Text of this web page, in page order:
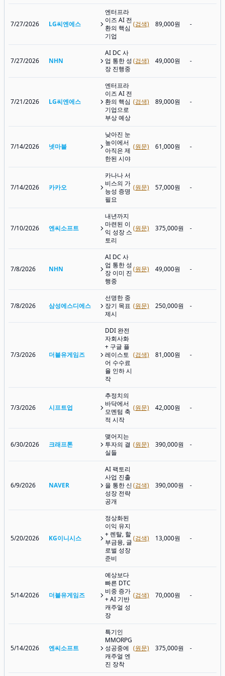
7/27/2026 LG씨엔에스
엔터프라
이즈 AI 전
환의 핵심
기업
(검색) 89,000원 -
7/27/2026 NHN
AI DC 사
업 통한 성
장 진행중
(검색) 49,000원 -
7/21/2026 LG씨엔에스
엔터프라
이즈 AI 전
환의 핵심
기업으로
부상 예상
(검색) 89,000원 -
7/14/2026 넷마블
낮아진 눈
높이에서
아직은 제
한된 시야
(원문) 61,000원 -
7/14/2026 카카오
카나나 서
비스의 가
능성 증명
필요
(원문) 57,000원 -
7/10/2026 엔씨소프트
내년까지
마련된 이
익 성장 스
토리
(원문) 375,000원 -
7/8/2026 NHN
AI DC 사
업 통한 성
장 이미 진
행중
(원문) 49,000원 -
7/8/2026 삼성에스디에스
선명한 중
장기 목표
제시
(원문) 250,000원 -
7/3/2026 더블유게임즈
DDI 완전
자회사화
+ 구글 플
레이스토
어 수수료
율 인하 시
작
(검색) 81,000원 -
7/3/2026 시프트업
추정치의
바닥에서
모멘텀 축
적 시작
(원문) 42,000원 -
6/30/2026 크래프톤
맺어지는
투자의 결
실들
(원문) 390,000원 -
6/9/2026 NAVER
AI 팩토리
사업 진출
을 통한 신
성장 전략
공개
(검색) 390,000원 -
5/20/2026 KG이니시스
정상화된
이익 유지
+ 렌탈, 할
부금융, 글
로벌 성장
준비
(검색) 13,000원 -
5/14/2026 더블유게임즈
예상보다
빠른 DTC
비중 증가
+ AI 기반
캐주얼 성
장
(검색) 70,000원 -
5/14/2026 엔씨소프트
특기인
MMORPG
성공중에
캐주얼 엔
진 장착
(원문) 375,000원 -